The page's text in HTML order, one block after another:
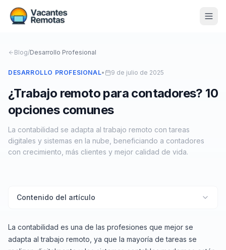
Vacantes
Blog
Nosotros
Contacto
Calculadora Freelance
Blog/Desarrollo Profesional
DESARROLLO PROFESIONAL• 9 de julio de 2025
¿Trabajo remoto para contadores? 10
opciones comunes
La contabilidad se adapta al trabajo remoto con tareas
digitales y sistemas en la nube, beneficiando a contadores
con crecimiento, más clientes y mejor calidad de vida.
Contenido del artículo
La contabilidad es una de las profesiones que mejor se
adapta al trabajo remoto, ya que la mayoría de tareas se